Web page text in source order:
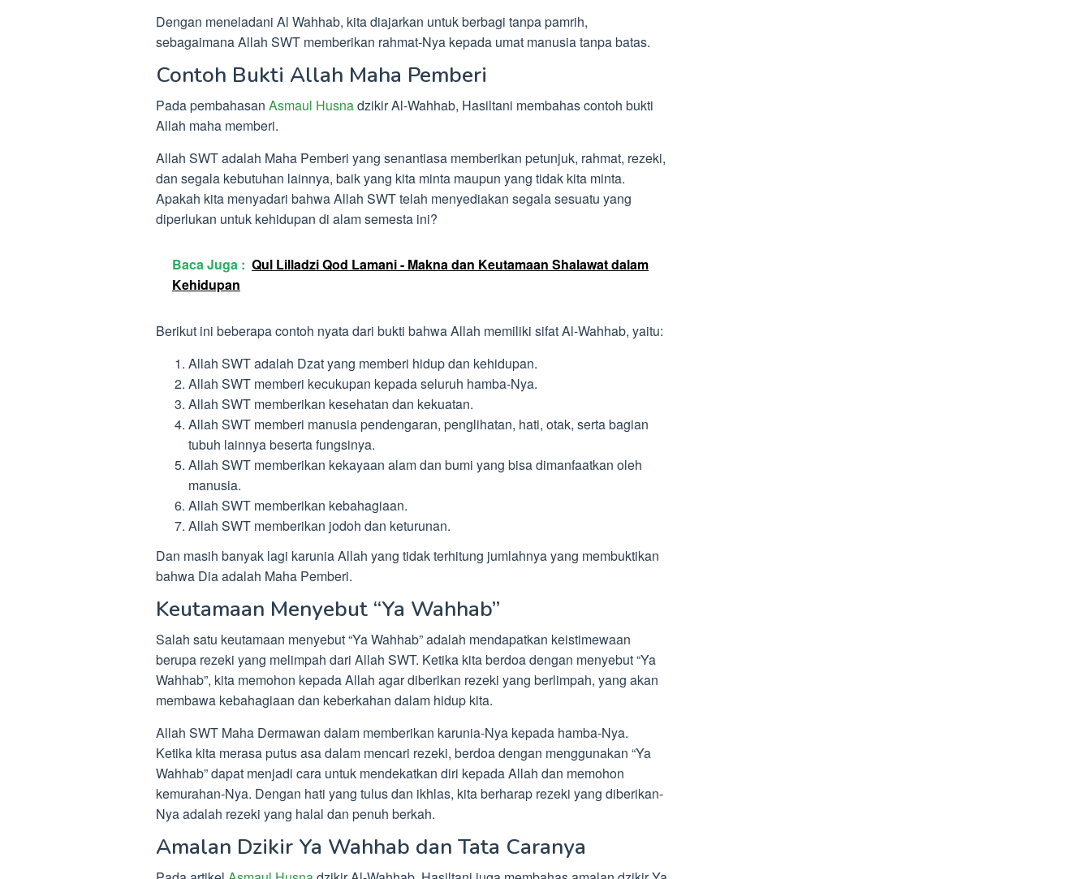
Dengan meneladani Al Wahhab, kita diajarkan untuk berbagi tanpa pamrih,
sebagaimana Allah SWT memberikan rahmat-Nya kepada umat manusia tanpa batas.
Contoh Bukti Allah Maha Pemberi
Pada pembahasan Asmaul Husnadzikir Al-Wahhab, Hasiltani membahas contoh bukti
Allah maha memberi.
Allah SWT adalah Maha Pemberi yang senantiasa memberikan petunjuk, rahmat, rezeki,
dan segala kebutuhan lainnya, baik yang kita minta maupun yang tidak kita minta.
Apakah kita menyadari bahwa Allah SWT telah menyediakan segala sesuatu yang
diperlukan untuk kehidupan di alam semesta ini?
Baca Juga : Qul Lilladzi Qod Lamani - Makna dan Keutamaan Shalawat dalam
Kehidupan
Berikut ini beberapa contoh nyata dari bukti bahwa Allah memiliki sifat Al-Wahhab, yaitu:
Allah SWT adalah Dzat yang memberi hidup dan kehidupan.
Allah SWT memberi kecukupan kepada seluruh hamba-Nya.
Allah SWT memberikan kesehatan dan kekuatan.
Allah SWT memberi manusia pendengaran, penglihatan, hati, otak, serta bagian
tubuh lainnya beserta fungsinya.
Allah SWT memberikan kekayaan alam dan bumi yang bisa dimanfaatkan oleh
manusia.
Allah SWT memberikan kebahagiaan.
Allah SWT memberikan jodoh dan keturunan.
Dan masih banyak lagi karunia Allah yang tidak terhitung jumlahnya yang membuktikan
bahwa Dia adalah Maha Pemberi.
Keutamaan Menyebut “Ya Wahhab”
Salah satu keutamaan menyebut “Ya Wahhab” adalah mendapatkan keistimewaan
berupa rezeki yang melimpah dari Allah SWT. Ketika kita berdoa dengan menyebut “Ya
Wahhab”, kita memohon kepada Allah agar diberikan rezeki yang berlimpah, yang akan
membawa kebahagiaan dan keberkahan dalam hidup kita.
Allah SWT Maha Dermawan dalam memberikan karunia-Nya kepada hamba-Nya.
Ketika kita merasa putus asa dalam mencari rezeki, berdoa dengan menggunakan “Ya
Wahhab” dapat menjadi cara untuk mendekatkan diri kepada Allah dan memohon
kemurahan-Nya. Dengan hati yang tulus dan ikhlas, kita berharap rezeki yang diberikan-
Nya adalah rezeki yang halal dan penuh berkah.
Amalan Dzikir Ya Wahhab dan Tata Caranya